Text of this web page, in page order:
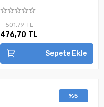
501,79 TL
476,70 TL
Sepete Ekle
%5